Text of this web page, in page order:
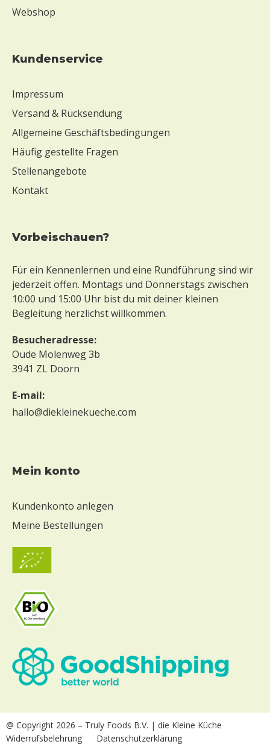
Webshop
Kundenservice
Impressum
Versand & Rücksendung
Allgemeine Geschäftsbedingungen
Häufig gestellte Fragen
Stellenangebote
Kontakt
Vorbeischauen?
Für ein Kennenlernen und eine Rundführung sind wir
jederzeit offen. Montags und Donnerstags zwischen
10:00 und 15:00 Uhr bist du mit deiner kleinen
Begleitung herzlichst willkommen.
Besucheradresse:
Oude Molenweg 3b
3941 ZL Doorn
E-mail:
hallo@diekleinekueche.com
mein konto
Kundenkonto anlegen
Meine Bestellungen
@ Copyright 2026 – Truly Foods B.V. | die Kleine Küche
Widerrufsbelehrung
Datenschutzerklärung